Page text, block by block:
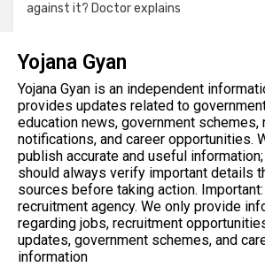
against it? Doctor explains
Yojana Gyan
Yojana Gyan is an independent
provides updates related to
education news, government schemes,
notifications, and career opportunities.
publish accurate and useful
should always verify important details
sources before taking action.
recruitment agency. We only provide
regarding jobs, recruitment
updates, government schemes, and
information